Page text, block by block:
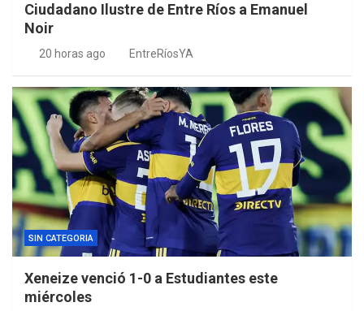
Ciudadano Ilustre de Entre Ríos a Emanuel
Noir
20 horas ago EntreRíosYA
SIN CATEGORIA
Xeneize venció 1-0 a Estudiantes este
miércoles